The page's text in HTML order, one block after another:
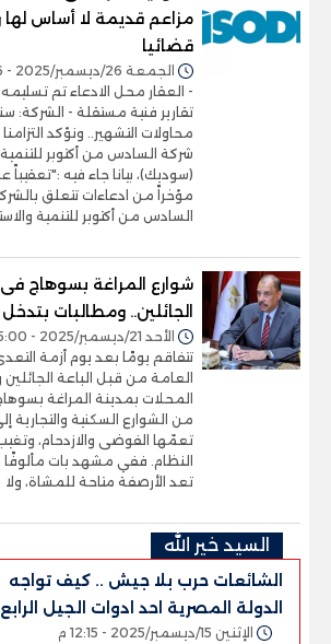
مزاعم قديمة لا أساس
قضائيا
الجمعة 26/ديسمبر/2025 - 03:16 م
تقارير فنية مستقلة - الشركة:
محاولات التشهير.. ونؤكد
شركة السادس من أكتوبر للتنمية
(سوديك)، بيانا جاء فيه :"تعقيباً
مؤخراً من ادعاءات تتعلق
السادس من أكتوبر للتنمية
شوارع المراغة بسوهاج
الجائلين.. ومطالبات
الأحد 21/ديسمبر/2025 - 05:00 م
تتفاقم يومًا بعد يوم أزمة
العامة من قبل الباعة
المحلات بمدينة المراغة
من الشوارع السكنية
تعمّها الفوضى والازدحام،
النظام. ففي مشهد بات مألوفًا
تعد الأرصفة متاحة للمشاة، ولا
السيد خير الله
الشائعات حرب بلا جيش .. كيف تواجه
الدولة المصرية احد ادوات الجيل الرابع
للحروب
الإثنين 15/ديسمبر/2025 - 12:15 م